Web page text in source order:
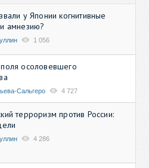
у Японии когнитивные
амнезию?
1 056
осоловевшего
Сальгеро 4 727
терроризм против России:
4 286